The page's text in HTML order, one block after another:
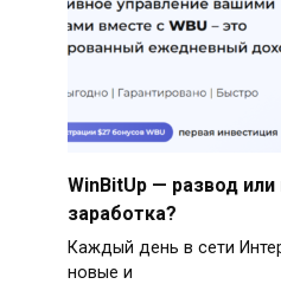
WinBitUp — развод
заработка?
Каждый день в сети
новые и